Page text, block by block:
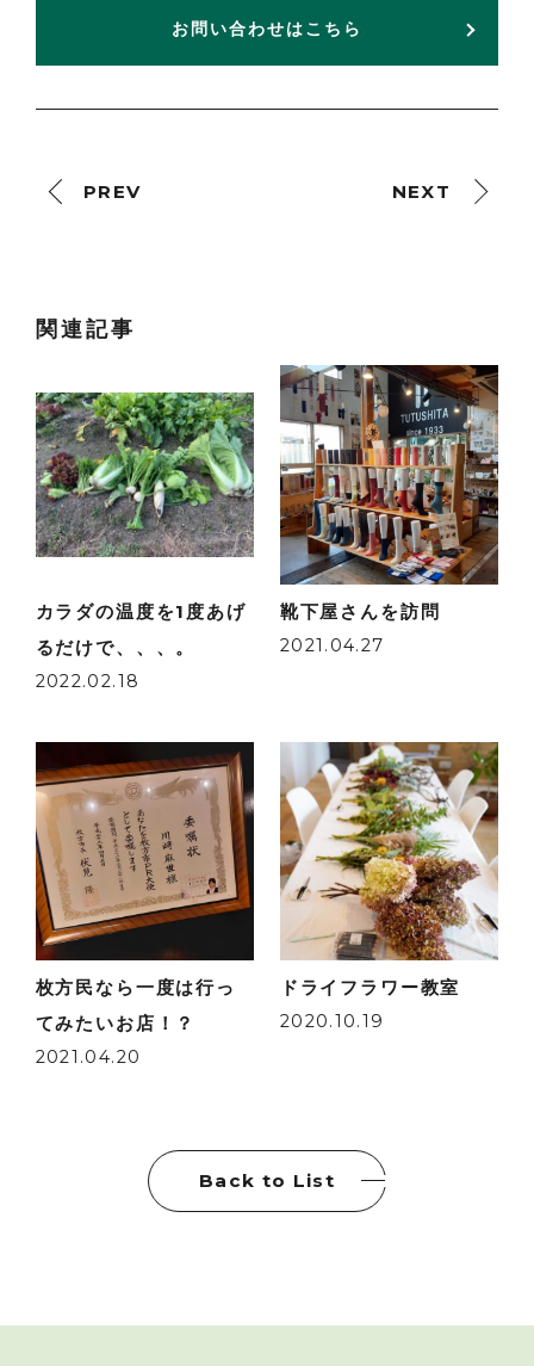
お問い合わせはこちら
PREV NEXT
関連記事
カラダの温度を1度あげ
るだけで、、、。
2022.02.18
靴下屋さんを訪問
2021.04.27
枚方民なら一度は行っ
てみたいお店！？
2021.04.20
ドライフラワー教室
2020.10.19
Back to List